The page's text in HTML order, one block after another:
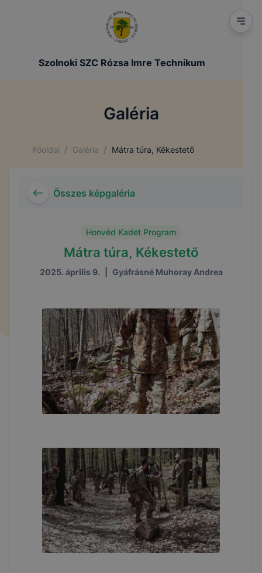
Szolnoki SZC Rózsa Imre Technikum
Galéria
Főoldal / Galéria / Mátra túra, Kékestető
Összes képgaléria
Honvéd Kadét Program
Mátra túra, Kékestető
2025. április 9. Gyáfrásné Muhoray Andrea